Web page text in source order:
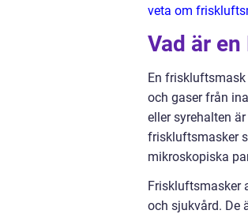
veta om
Vad är
En
och gaser från
eller syrehalten
friskluftsmasker
mikroskopiska
Friskluftsmasker
och sjukvård. De